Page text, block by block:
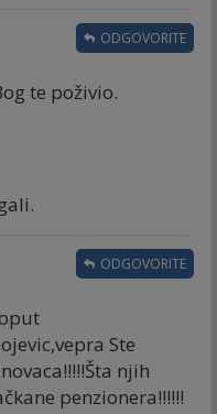
te poživio.
ODGOVORITE
Ste
njih
penzionera!!!!!!
ODGOVORITE